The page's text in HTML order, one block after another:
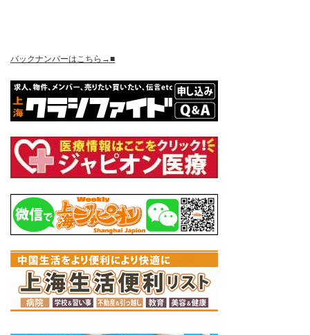
バックナンバーはこちら→■